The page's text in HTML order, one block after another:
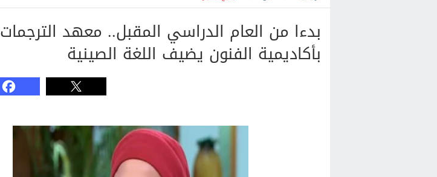
بدءا من العام الدراسي المقبل.. معهد الترجمات
بأكاديمية الفنون يضيف اللغة الصينية